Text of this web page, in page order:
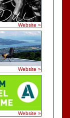
Website »
Website »
Website »